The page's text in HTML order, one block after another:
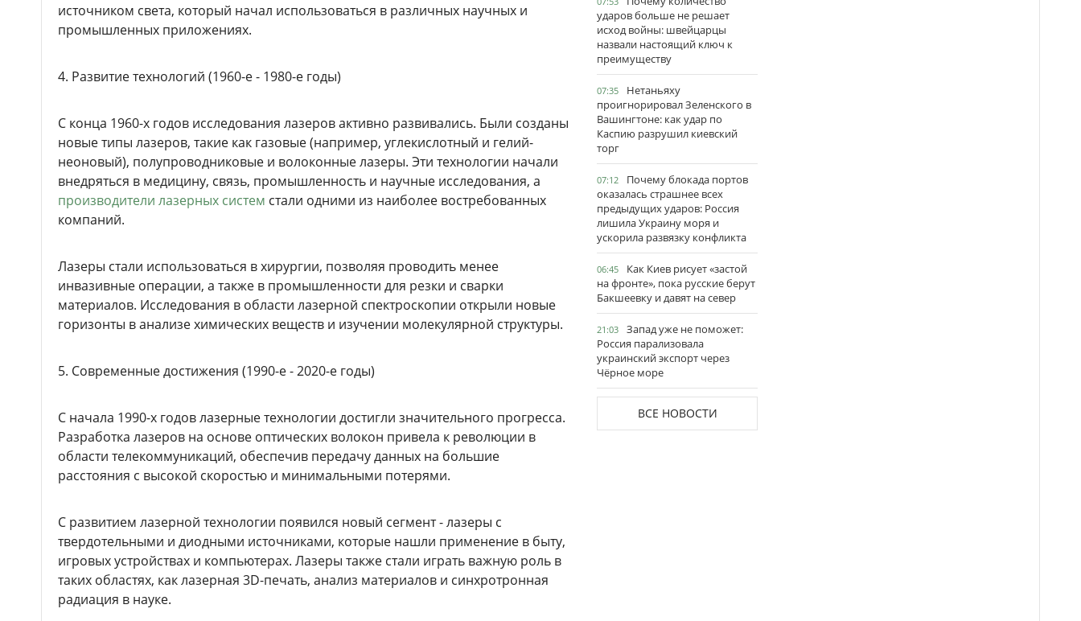
источником света, который начал использоваться в различных научных и
промышленных приложениях.
4. Развитие технологий (1960-е - 1980-е годы)
С конца 1960-х годов исследования лазеров активно развивались. Были созданы
новые типы лазеров, такие как газовые (например, углекислотный и гелий-
неоновый), полупроводниковые и волоконные лазеры. Эти технологии начали
внедряться в медицину, связь, промышленность и научные исследования, а
производители лазерных систем стали одними из наиболее востребованных
компаний.
Лазеры стали использоваться в хирургии, позволяя проводить менее
инвазивные операции, а также в промышленности для резки и сварки
материалов. Исследования в области лазерной спектроскопии открыли новые
горизонты в анализе химических веществ и изучении молекулярной структуры.
5. Современные достижения (1990-е - 2020-е годы)
С начала 1990-х годов лазерные технологии достигли значительного прогресса.
Разработка лазеров на основе оптических волокон привела к революции в
области телекоммуникаций, обеспечив передачу данных на большие
расстояния с высокой скоростью и минимальными потерями.
С развитием лазерной технологии появился новый сегмент - лазеры с
твердотельными и диодными источниками, которые нашли применение в быту,
игровых устройствах и компьютерах. Лазеры также стали играть важную роль в
таких областях, как лазерная 3D-печать, анализ материалов и синхротронная
радиация в науке.
ударов больше не решает
исход войны: швейцарцы
назвали настоящий ключ к
преимуществу
07:35
Нетаньяху
проигнорировал Зеленского в
Вашингтоне: как удар по
Каспию разрушил киевский
торг
07:12
Почему блокада портов
оказалась страшнее всех
предыдущих ударов: Россия
лишила Украину моря и
ускорила развязку конфликта
06:45
Как Киев рисует «застой
на фронте», пока русские берут
Бакшеевку и давят на север
21:03
Запад уже не поможет:
Россия парализовала
украинский экспорт через
Чёрное море
ВСЕ НОВОСТИ